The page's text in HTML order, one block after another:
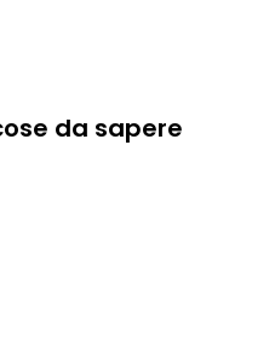
da sapere